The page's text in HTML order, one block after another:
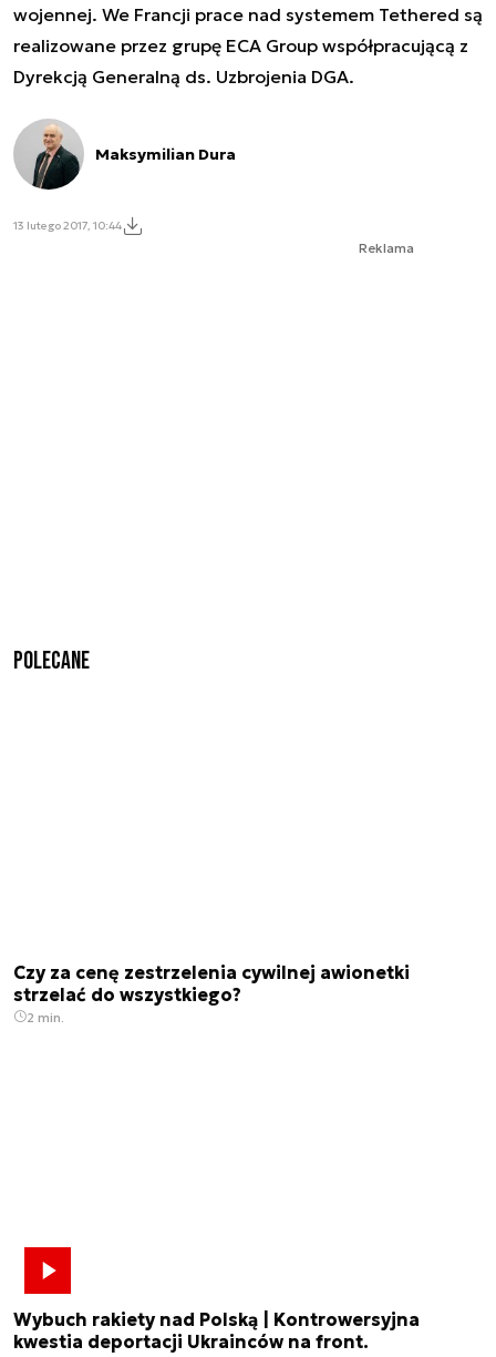
wojennej. We Francji prace nad systemem Tethered są
realizowane przez grupę ECA Group współpracującą z
Dyrekcją Generalną ds. Uzbrojenia DGA.
Maksymilian Dura
13 lutego 2017, 10:44
Reklama
Polecane
Czy za cenę zestrzelenia cywilnej awionetki
strzelać do wszystkiego?
2 min.
Wybuch rakiety nad Polską | Kontrowersyjna
kwestia deportacji Ukrainców na front.